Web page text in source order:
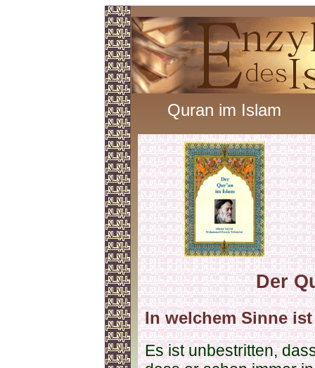
Quran im Islam
Der
In welchem Sinne
Es ist unbestritten,